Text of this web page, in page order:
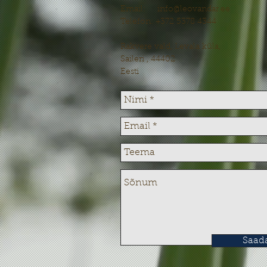
Email: info@leovandar.ee
Telefon: +372 5378 4344
Rakvere vald, Levala küla,
Saileri , 44402
Eesti